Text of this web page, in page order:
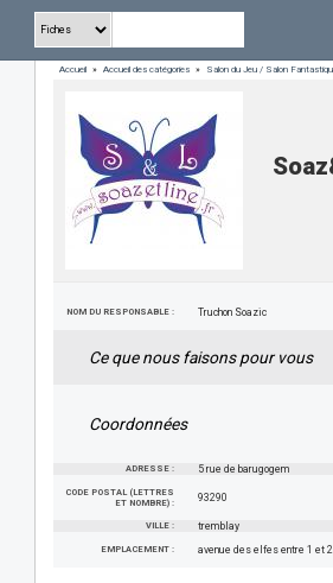
Accueil » Accueil des catégories » Salon du Jeu / Salon
NOM DU RESPONSABLE : Truchon Soazic
Ce que nous faisons pour vous
Coordonnées
ADRESSE : 5 rue de barugogem
CODE POSTAL (LETTRES
ET NOMBRE) :
93290
VILLE : tremblay
EMPLACEMENT : avenue des elfes entre 1 et 2